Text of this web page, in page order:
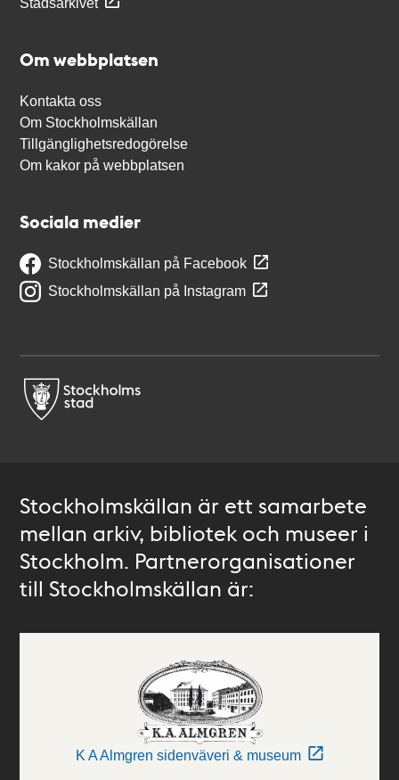
Stadsarkivet
Om webbplatsen
Kontakta oss
Om Stockholmskällan
Tillgänglighetsredogörelse
Om kakor på webbplatsen
Sociala medier
Stockholmskällan på Facebook
Stockholmskällan på Instagram
Stockholmskällan är ett samarbete
mellan arkiv, bibliotek och museer i
Stockholm. Partnerorganisationer
till Stockholmskällan är:
K A Almgren sidenväveri & museum